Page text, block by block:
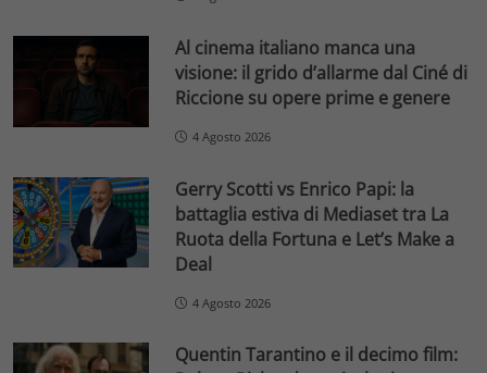
Al cinema italiano manca una
visione: il grido d’allarme dal Ciné di
Riccione su opere prime e genere
4 Agosto 2026
Gerry Scotti vs Enrico Papi: la
battaglia estiva di Mediaset tra La
Ruota della Fortuna e Let’s Make a
Deal
4 Agosto 2026
Quentin Tarantino e il decimo film: